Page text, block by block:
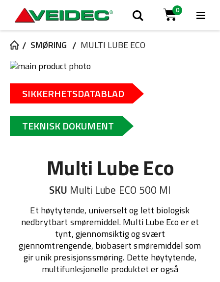
Cart
0
SMØRING
MULTI LUBE ECO
Gå
slutten
bildegalleri
til
begynnelsen
av
bildegalleri
SIKKERHETSDATABLAD
TEKNISK DOKUMENT
Multi Lube Eco
SKU Multi Lube ECO 500 Ml
Et høytytende, universelt og lett biologisk
nedbrytbart smøremiddel. Multi Lube Eco er et
tynt, gjennomsiktig og svært
gjennomtrengende, biobasert smøremiddel som
gir unik presisjonssmøring. Dette høytytende,
multifunksjonelle produktet er også